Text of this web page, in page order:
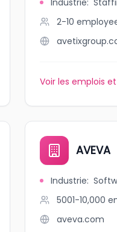
Industrie:
2-10
Voir les emplois
AVEVA
Industrie:
5001-10,000
aveva.com